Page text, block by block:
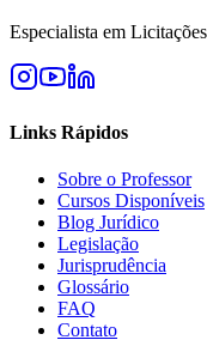
Especialista em
Links Rápidos
Sobre o Professor
Cursos Disponíveis
Blog Jurídico
Legislação
Jurisprudência
Glossário
FAQ
Contato